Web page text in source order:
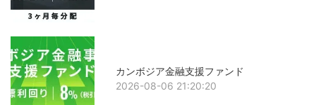
カンボジア金融支援ファンド
2026-08-06 21:20:20